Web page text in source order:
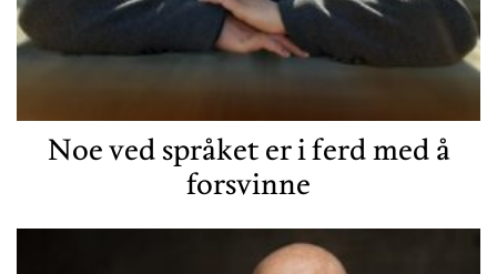
Noe ved språket er i ferd med å
forsvinne